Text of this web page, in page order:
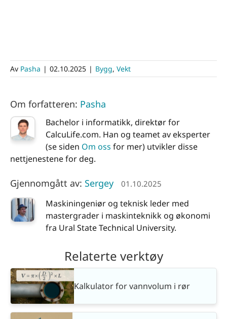
Av Pasha | 02.10.2025 | Bygg, Vekt
Om forfatteren: Pasha
Bachelor i informatikk, direktør for
CalcuLife.com. Han og teamet av eksperter
(se siden Om oss for mer) utvikler disse
nettjenestene for deg.
Gjennomgått av: Sergey 01.10.2025
Maskiningeniør og teknisk leder med
mastergrader i maskinteknikk og økonomi
fra Ural State Technical University.
Relaterte verktøy
Kalkulator for vannvolum i rør